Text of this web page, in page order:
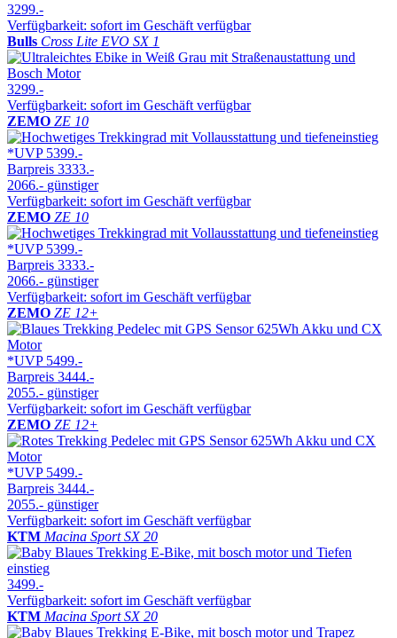
3299.-
Verfügbarkeit: sofort im Geschäft verfügbar
Bulls Cross Lite EVO SX 1
3299.-
Verfügbarkeit: sofort im Geschäft verfügbar
ZEMO ZE 10
*UVP 5399.-
Barpreis 3333.-
2066.- günstiger
Verfügbarkeit: sofort im Geschäft verfügbar
ZEMO ZE 10
*UVP 5399.-
Barpreis 3333.-
2066.- günstiger
Verfügbarkeit: sofort im Geschäft verfügbar
ZEMO ZE 12+
*UVP 5499.-
Barpreis 3444.-
2055.- günstiger
Verfügbarkeit: sofort im Geschäft verfügbar
ZEMO ZE 12+
*UVP 5499.-
Barpreis 3444.-
2055.- günstiger
Verfügbarkeit: sofort im Geschäft verfügbar
KTM Macina Sport SX 20
3499.-
Verfügbarkeit: sofort im Geschäft verfügbar
KTM Macina Sport SX 20